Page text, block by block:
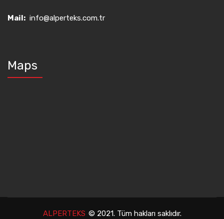
Mail: info@alperteks.com.tr
Maps
ALPERTEKS © 2021. Tüm hakları saklıdır.